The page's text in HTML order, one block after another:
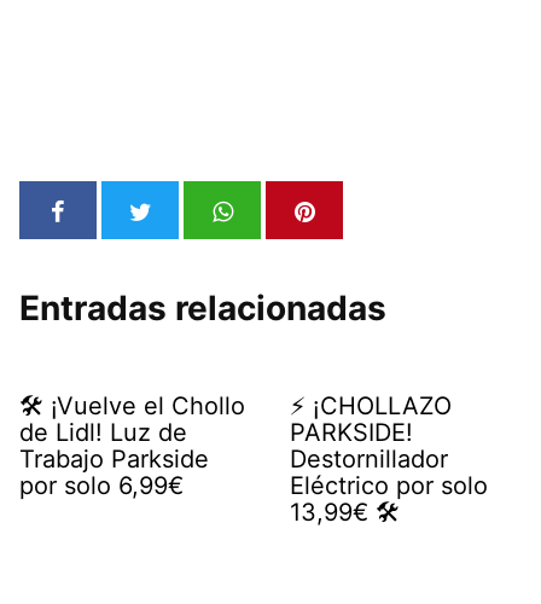
Entradas relacionadas
🛠️ ¡Vuelve el Chollo
de Lidl! Luz de
Trabajo Parkside
por solo 6,99€
⚡️ ¡CHOLLAZO
PARKSIDE!
Destornillador
Eléctrico por solo
13,99€ 🛠️